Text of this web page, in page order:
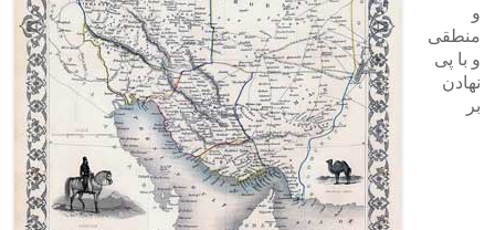
و
منطقی
و با پی
نهادن
بر